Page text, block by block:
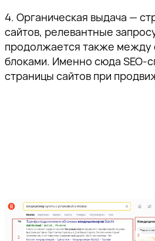
4. Органическая выдача —
сайтов, релевантные
продолжается также
блоками. Именно сюда SEO-
страницы сайтов при